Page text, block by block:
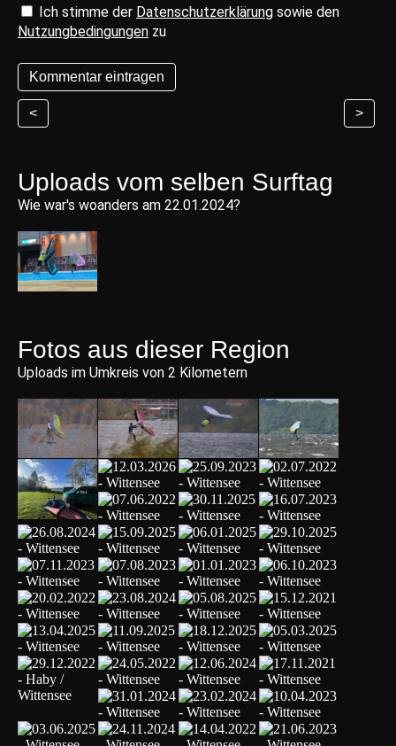
Ich stimme der Datenschutzerklärung sowie den
Nutzungbedingungen zu
< >
Uploads vom selben Surftag
Wie war's woanders am 22.01.2024?
Fotos aus dieser Region
Uploads im Umkreis von 2 Kilometern